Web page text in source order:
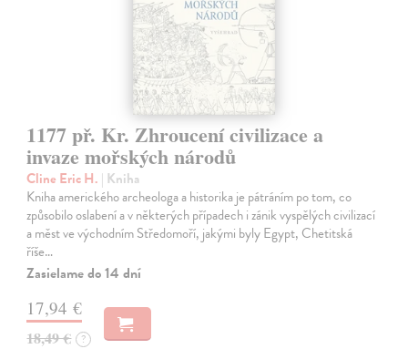
1177 př. Kr. Zhroucení civilizace a
invaze mořských národů
Cline Eric H. | Kniha
Kniha amerického archeologa a historika je pátráním po tom, co
způsobilo oslabení a v některých případech i zánik vyspělých civilizací
a měst ve východním Středomoří, jakými byly Egypt, Chetitská
říše…
Zasielame do 14 dní
17,94 €
18,49 € ?